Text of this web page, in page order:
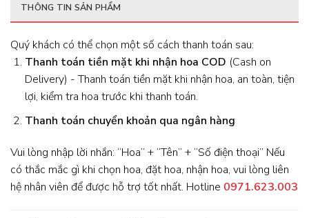
THÔNG TIN SẢN PHẨM
Quý khách có thể chọn một số cách thanh toán sau:
Thanh toán tiền mặt khi nhận hoa COD (Cash on
Delivery) - Thanh toán tiền mặt khi nhận hoa, an toàn, tiện
lợi, kiểm tra hoa trước khi thanh toán.
Thanh toán chuyển khoản qua ngân hàng
Vui lòng nhập lời nhắn: “Hoa” + “Tên” + “Số điện thoại” Nếu
có thắc mắc gì khi chọn hoa, đặt hoa, nhận hoa, vui lòng liên
hệ nhân viên để được hỗ trợ tốt nhất. Hotline 0971.623.003